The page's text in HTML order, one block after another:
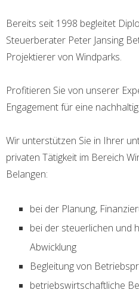
Bereits seit 1998 begleitet
Steuerberater Peter Jansing
Projektierer von Windparks.​
Profitieren Sie von unserer
Engagement für eine
Wir unterstützen Sie in Ihrer
privaten Tätigkeit im Bereich
Belangen:
bei der Planung,
bei der steuerlichen und
Abwicklung
Begleitung von
betriebswirtschaftliche